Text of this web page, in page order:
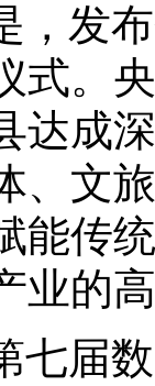
，发
式。
达成
、文
能传
业的
七届